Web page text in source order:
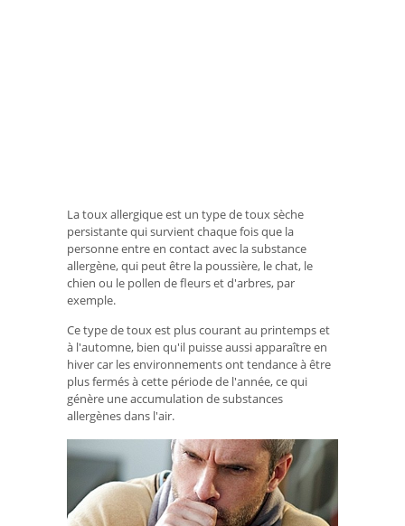
La toux allergique est un type de toux sèche
persistante qui survient chaque fois que la
personne entre en contact avec la substance
allergène, qui peut être la poussière, le chat, le
chien ou le pollen de fleurs et d'arbres, par
exemple.
Ce type de toux est plus courant au printemps et
à l'automne, bien qu'il puisse aussi apparaître en
hiver car les environnements ont tendance à être
plus fermés à cette période de l'année, ce qui
génère une accumulation de substances
allergènes dans l'air.